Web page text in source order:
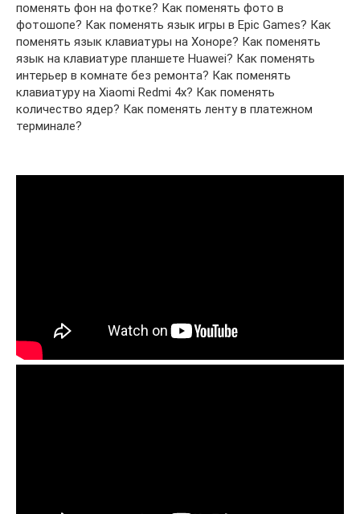
поменять фон на фотке? Как поменять фото в
фотошопе? Как поменять язык игры в Epic Games? Как
поменять язык клавиатуры на Хоноре? Как поменять
язык на клавиатуре планшете Huawei? Как поменять
интерьер в комнате без ремонта? Как поменять
клавиатуру на Xiaomi Redmi 4x? Как поменять
количество ядер? Как поменять ленту в платежном
терминале?